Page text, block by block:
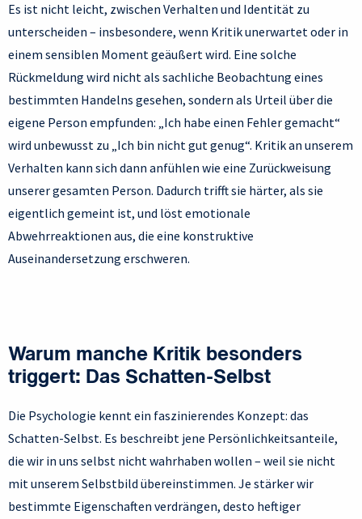
Es ist nicht leicht, zwischen Verhalten und Identität zu
unterscheiden – insbesondere, wenn Kritik unerwartet oder in
einem sensiblen Moment geäußert wird. Eine solche
Rückmeldung wird nicht als sachliche Beobachtung eines
bestimmten Handelns gesehen, sondern als Urteil über die
eigene Person empfunden: „Ich habe einen Fehler gemacht“
wird unbewusst zu „Ich bin nicht gut genug“. Kritik an unserem
Verhalten kann sich dann anfühlen wie eine Zurückweisung
unserer gesamten Person. Dadurch trifft sie härter, als sie
eigentlich gemeint ist, und löst emotionale
Abwehrreaktionen aus, die eine konstruktive
Auseinandersetzung erschweren.
Warum manche Kritik besonders
triggert: Das Schatten-Selbst
Die Psychologie kennt ein faszinierendes Konzept: das
Schatten-Selbst. Es beschreibt jene Persönlichkeitsanteile,
die wir in uns selbst nicht wahrhaben wollen – weil sie nicht
mit unserem Selbstbild übereinstimmen. Je stärker wir
bestimmte Eigenschaften verdrängen, desto heftiger